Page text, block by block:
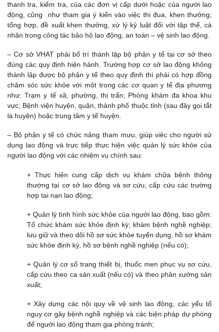
thanh tra, kiểm tra, của các đơn vị cấp dưới hoặc của người lao
động, cũng như tham gia ý kiến vào việc thi đua, khen thưởng;
tổng hợp, đề xuất khen thưởng, xử lý kỷ luật đối với tập thể, cá
nhân trong công tác bảo hộ lao động, an toàn – vệ sinh lao động.
– Cơ sở VHAT phải bố trí thành lập bộ phận y tế tại cơ sở theo
đúng các quy định hiện hành. Trường hợp cơ sở lao động không
thành lập được bộ phận y tế theo quy định thì phải có hợp đồng
chăm sóc sức khỏe với một trong các cơ quan y tế địa phương
như: Trạm y tế xã, phường, thị trấn; Phòng khám đa khoa khu
vực; Bệnh viện huyện, quận, thành phố thuộc tỉnh (sau đây gọi tắt
là huyện) hoặc trung tâm y tế huyện.
– Bộ phận y tế có chức năng tham mưu, giúp việc cho người sử
dụng lao động và trực tiếp thực hiện việc quản lý sức khỏe của
người lao động với các nhiệm vụ chính sau:
+ Thực hiện cung cấp dịch vụ khám chữa bệnh thông
thường tại cơ sở lao động và sơ cứu, cấp cứu các trường
hợp tai nạn lao động;
+ Quản lý tình hình sức khỏe của người lao động, bao gồm:
Tổ chức khám sức khỏe định kỳ; khám bệnh nghề nghiệp;
lưu giữ và theo dõi hồ sơ sức khỏe tuyển dụng, hồ sơ khám
sức khỏe định kỳ, hồ sơ bệnh nghề nghiệp (nếu có);
+ Quản lý cơ số trang thiết bị, thuốc men phục vụ sơ cứu,
cấp cứu theo ca sản xuất (nếu có) và theo phân xưởng sản
xuất;
+ Xây dựng các nội quy về vệ sinh lao động, các yếu tố
nguy cơ gây bệnh nghề nghiệp và các biện pháp dự phòng
để người lao động tham gia phòng tránh;